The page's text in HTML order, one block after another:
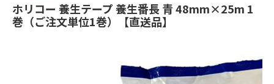
ホリコー 養生テープ 養生番長 青 48mm×25m 1
巻（ご注文単位1巻）【直送品】